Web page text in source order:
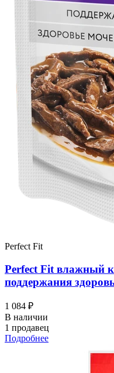
Perfect Fit
Perfect Fit влажный
поддержания
1 084 ₽
В наличии
1 продавец
Подробнее